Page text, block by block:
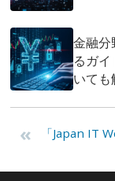
金融分
るガ
いても
«